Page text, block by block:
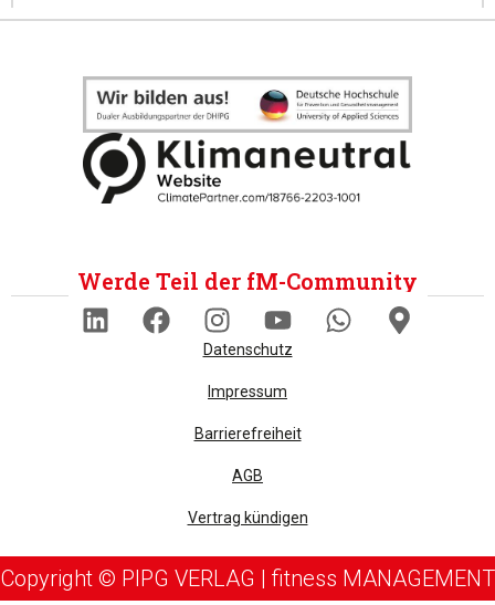
Werde Teil der fM-Community
Datenschutz
Impressum
Barrierefreiheit
AGB
Vertrag kündigen
Copyright © PIPG VERLAG | fitness MANAGEMENT